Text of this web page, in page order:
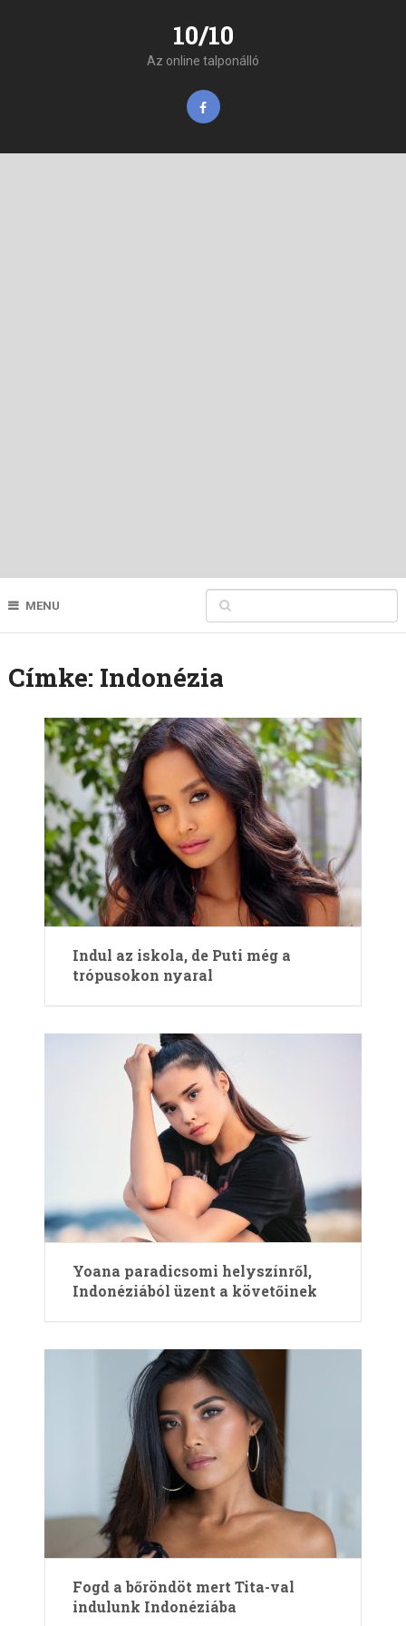
10/10
Az online talponálló
MENU
Címke: Indonézia
Indul az iskola, de Puti még a
trópusokon nyaral
Yoana paradicsomi helyszínről,
Indonéziából üzent a követőinek
Fogd a bőröndöt mert Tita-val
indulunk Indonéziába